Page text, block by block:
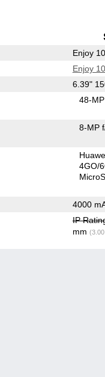
Enjoy 10
Enjoy 10
6.39"
48-
8-MP
4GO/
4000
IP
mm